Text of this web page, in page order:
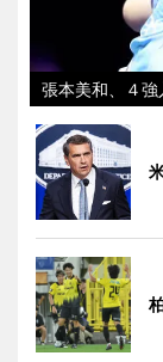
張本美和、４強